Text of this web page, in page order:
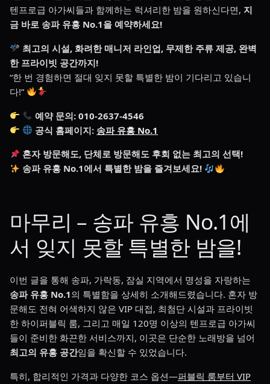
텐프로급 아가씨들과 함께하는 럭셔리한 밤을 원하신다면, 지
금 바로 송파 유흥 No.1을 예약하세요!
최고의 시설, 화려한 매니저 라인업, 무제한 주류 제공, 완벽
한 프라이빗 공간까지!
“한 번 경험하면 절대 잊지 못할 특별한 밤이 기다리고 있습니
다!”
예약 문의: 010-2637-4546
공식 홈페이지: 송파 유흥 No.1
혼자 방문해도, 단체로 방문해도 후회 없는 최고의 선택!
송파 유흥 No.1에서 특별한 밤을 즐겨보세요!
마무리 – 송파 유흥 No.1에
서 잊지 못할 특별한 밤을!
이번 글을 통해 송파, 가락동, 잠실 지역에서 명성을 자랑하는
송파 유흥 No.1의 특별함을 상세히 소개해드렸습니다. 혼자 방
문해도 전혀 어색하지 않은 VIP 대접, 최첨단 시설과 프라이빗
한 하이퍼블릭 룸, 그리고 매일 120명 이상의 텐프로급 아가씨
들이 준비한 화끈한 서비스까지, 이곳은 단순한 노래방을 넘어
최고의 유흥 공간임을 확신할 수 있었습니다.
특히, 합리적인 가격과 다양한 코스 옵션—퍼블릭 룸부터 VIP